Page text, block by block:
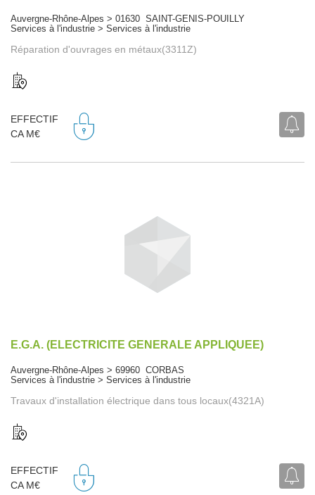
Auvergne-Rhône-Alpes > 01630 SAINT-GENIS-POUILLY
Services à l'industrie > Services à l'industrie
Réparation d'ouvrages en métaux(3311Z)
EFFECTIF
CA M€
E.G.A. (ELECTRICITE GENERALE APPLIQUEE)
Auvergne-Rhône-Alpes > 69960 CORBAS
Services à l'industrie > Services à l'industrie
Travaux d'installation électrique dans tous locaux(4321A)
EFFECTIF
CA M€